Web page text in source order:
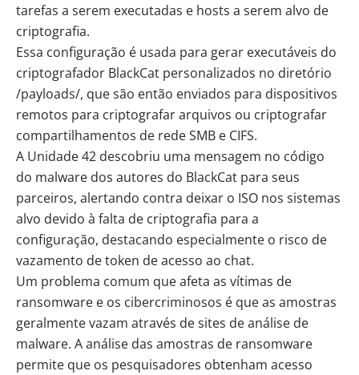
tarefas a serem executadas e hosts a serem alvo de
criptografia.
Essa configuração é usada para gerar executáveis do
criptografador BlackCat personalizados no diretório
/payloads/, que são então enviados para dispositivos
remotos para criptografar arquivos ou criptografar
compartilhamentos de rede SMB e CIFS.
A Unidade 42 descobriu uma mensagem no código
do malware dos autores do BlackCat para seus
parceiros, alertando contra deixar o ISO nos sistemas
alvo devido à falta de criptografia para a
configuração, destacando especialmente o risco de
vazamento de token de acesso ao chat.
Um problema comum que afeta as vítimas de
ransomware e os cibercriminosos é que as amostras
geralmente vazam através de sites de análise de
malware. A análise das amostras de ransomware
permite que os pesquisadores obtenham acesso